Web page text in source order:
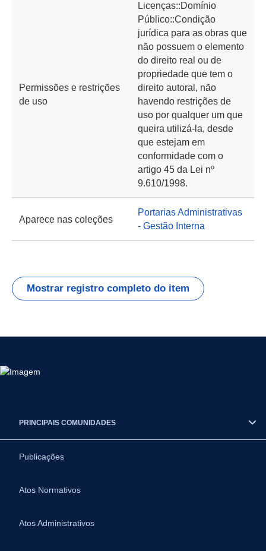
Permissões e restrições
de uso
Licenças::Domínio
Público::Condição
jurídica para as obras que
não possuem o elemento
do direito real ou de
propriedade que tem o
direito autoral, não
havendo restrições de
uso por qualquer um que
queira utilizá-la, desde
que estejam em
conformidade com o
artigo 45 da Lei nº
9.610/1998.
Aparece nas coleções
Portarias Administrativas
- Gestão Interna
Mostrar registro completo do item
PRINCIPAIS COMUNIDADES
Publicações
Atos Normativos
Atos Administrativos